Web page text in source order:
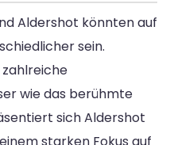
Aldershot könnten auf
sein.
wie das berühmte
sich Aldershot
starken Fokus auf